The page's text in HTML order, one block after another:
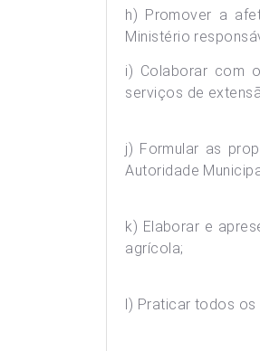
h) Promover a
Ministério
i) Colaborar com
serviços de
j) Formular as
Autoridade
k) Elaborar e
agrícola;
l) Praticar todos